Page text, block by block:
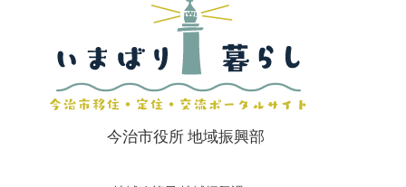
今治市役所 地域振興部